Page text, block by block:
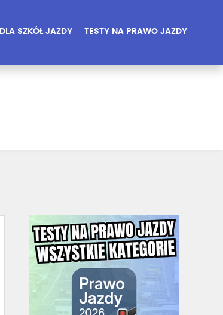
DLA SZKÓŁ JAZDY TESTY NA PRAWO JAZDY